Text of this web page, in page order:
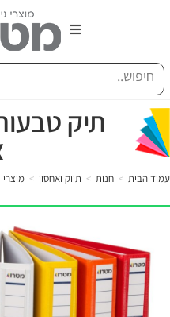
החברה
תיק
עמוד הבית > חנות > תיוק ואחסון >